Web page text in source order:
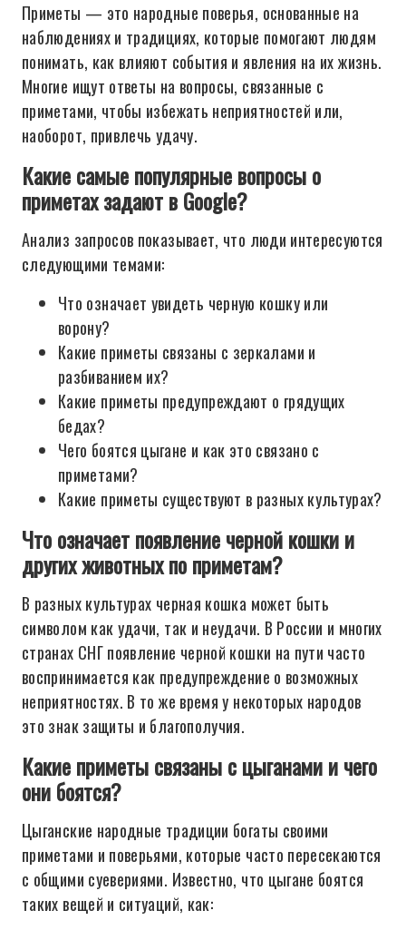
Приметы — это народные поверья, основанные на
наблюдениях и традициях, которые помогают людям
понимать, как влияют события и явления на их жизнь.
Многие ищут ответы на вопросы, связанные с
приметами, чтобы избежать неприятностей или,
наоборот, привлечь удачу.
Какие самые популярные вопросы о
приметах задают в Google?
Анализ запросов показывает, что люди интересуются
следующими темами:
Что означает увидеть черную кошку или
ворону?
Какие приметы связаны с зеркалами и
разбиванием их?
Какие приметы предупреждают о грядущих
бедах?
Чего боятся цыгане и как это связано с
приметами?
Какие приметы существуют в разных культурах?
Что означает появление черной кошки и
других животных по приметам?
В разных культурах черная кошка может быть
символом как удачи, так и неудачи. В России и многих
странах СНГ появление черной кошки на пути часто
воспринимается как предупреждение о возможных
неприятностях. В то же время у некоторых народов
это знак защиты и благополучия.
Какие приметы связаны с цыганами и чего
они боятся?
Цыганские народные традиции богаты своими
приметами и поверьями, которые часто пересекаются
с общими суевериями. Известно, что цыгане боятся
таких вещей и ситуаций, как: